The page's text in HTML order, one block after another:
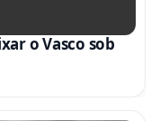
o Vasco sob